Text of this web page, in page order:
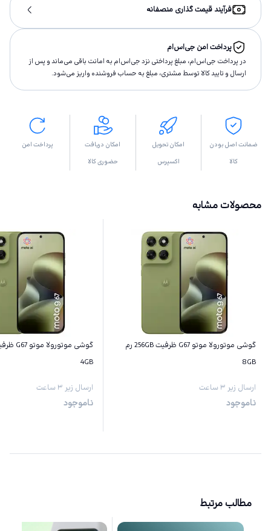
فرآیند قیمت گذاری منصفانه
پرداخت امن جی‌اس‌ام
در پرداخت جی‌اس‌ام، مبلغ پرداختى نزد جی‌اس‌ام به امانت باقى مى‌ماند و پس از
ارسال و تاييد كالا توسط مشتری، مبلغ به حساب فروشنده واريز مى‌شود.
ضمانت اصل بودن
کالا
امکان تحویل
اکسپرس
امکان دریافت
حضوری کالا
پرداخت امن
محصولات مشابه
گوشی موتورولا موتو G67 ظرفیت 256GB رم
8GB
ارسال زیر ۳ ساعت
ناموجود
4GB
ارسال زیر ۳ ساعت
ناموجود
مطالب مرتبط